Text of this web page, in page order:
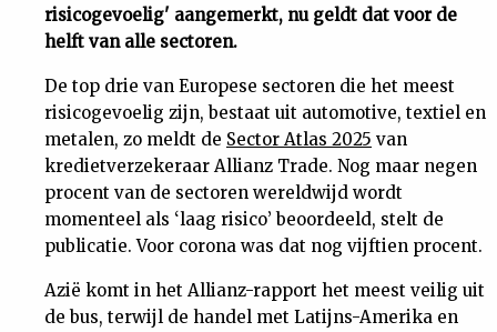
Cijfers
Tuchtrecht
Magazine
Podcast
risicogevoelig' aangemerkt, nu geldt dat voor de
helft van alle sectoren.
De top drie van Europese sectoren die het meest
risicogevoelig zijn, bestaat uit automotive, textiel en
metalen, zo meldt de Sector Atlas 2025 van
kredietverzekeraar Allianz Trade. Nog maar negen
procent van de sectoren wereldwijd wordt
momenteel als ‘laag risico’ beoordeeld, stelt de
publicatie. Voor corona was dat nog vijftien procent.
Azië komt in het Allianz-rapport het meest veilig uit
de bus, terwijl de handel met Latijns-Amerika en